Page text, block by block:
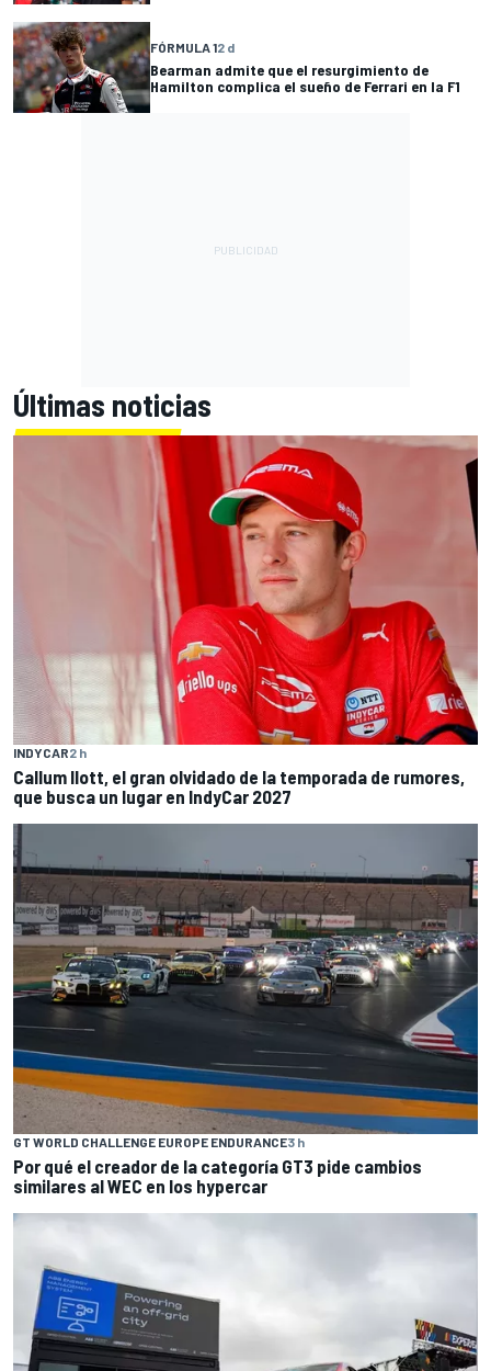
FÓRMULA 12 d
Bearman admite que el resurgimiento de
Hamilton complica el sueño de Ferrari en la F1
Últimas noticias
INDYCAR2 h
Callum Ilott, el gran olvidado de la temporada de rumores,
que busca un lugar en IndyCar 2027
GT WORLD CHALLENGE EUROPE ENDURANCE3 h
Por qué el creador de la categoría GT3 pide cambios
similares al WEC en los hypercar